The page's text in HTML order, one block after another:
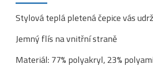
Stylová teplá pletená čepice vás
Jemný flís na vnitřní straně
Materiál: 77% polyakryl, 23%